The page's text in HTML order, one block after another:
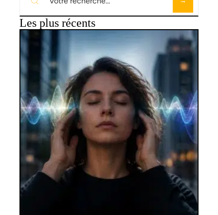
Les plus récents